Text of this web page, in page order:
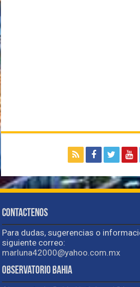
Contactenos
Para dudas, sugerencias o
siguiente correo:
marluna42000@yahoo.com.mx
Observatorio Bahia